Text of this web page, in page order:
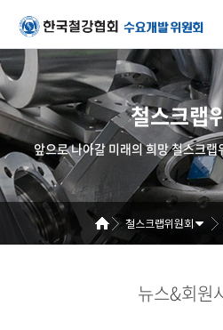
철스크랩
앞으로 나아갈 미래의 희망 철스크
철스크랩위원회
뉴스&회원